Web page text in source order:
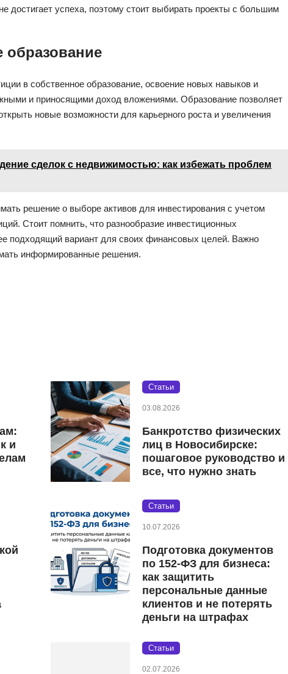
достигает успеха, поэтому стоит выбирать проекты с большим
образование
в собственное образование, освоение новых навыков и
и приносящими доход вложениями. Образование позволяет
новые возможности для карьерного роста и увеличения
сделок с недвижимостью: как избежать проблем
решение о выборе активов для инвестирования с учетом
Стоит помнить, что разнообразие инвестиционных
подходящий вариант для своих финансовых целей. Важно
информированные решения.
и
Статьи
03.08.2026
Банкротство физических
лиц в Новосибирске:
пошаговое руководство и
все, что нужно знать
Статьи
10.07.2026
Подготовка документов
по 152‑ФЗ для бизнеса:
как защитить
персональные данные
клиентов и не потерять
деньги на штрафах
Статьи
02.07.2026